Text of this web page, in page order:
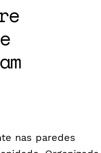
nas paredes